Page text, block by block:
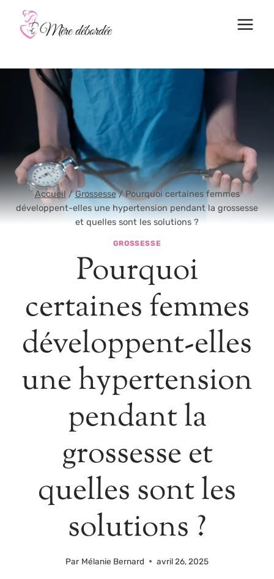
contenu
Accueil / Grossesse / Pourquoi certaines femmes
développent-elles une hypertension pendant la grossesse
et quelles sont les solutions ?
GROSSESSE
Pourquoi
certaines femmes
développent-elles
une hypertension
pendant la
grossesse et
quelles sont les
solutions ?
Par Mélanie Bernard avril 26, 2025